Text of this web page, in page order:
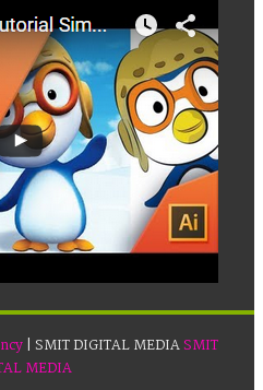
| SMIT DIGITAL MEDIASMIT
MEDIA